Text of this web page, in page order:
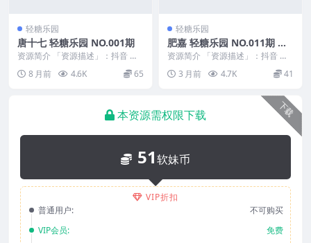
轻糖乐园
唐十七 轻糖乐园 NO.001期
资源简介 「资源描述」：抖音 唐
十七 轻糖乐园 NO.001期 【31P】
「资...8 月前 4.6K 65
轻糖乐园
肥嘉 轻糖乐园 NO.011期 最
新至：2026.4.24
资源简介 「资源描述」：抖音 肥
嘉 轻糖乐园 NO.011期 【37P】最
新至：...
3 月前 4.7K 41
下载
本资源需权限下载
51软妹币
VIP折扣
普通用户:
不可购买
VIP会员:
免费